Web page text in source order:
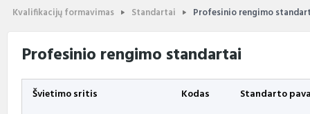
KPMPC naujienlaiškių
archyvas
Apie mus Istorija
Planavimo dokumentai
Struktūra
Paslaugos
Europos
Standartai Profesiniai
standartai
Informacija
rengėjams
Terminų žodynas
Renginių kalendorius
renginius
Vykdomi projektai
Kvalifikacijų formavimas Standartai Profesinio rengimo
Profesinio rengimo standartai
Švietimo sritis Kodas Standarto